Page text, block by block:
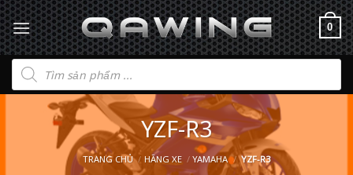
0
Tìm
kiếm
sản
phẩm
YZF-R3
TRANG CHỦ / HÃNG XE / YAMAHA / YZF-R3